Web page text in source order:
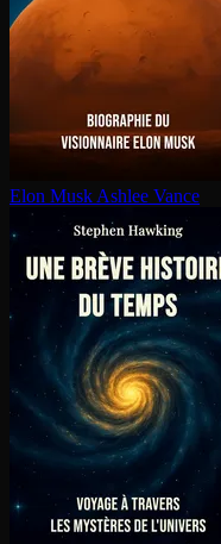
Elon Musk Ashlee Vance